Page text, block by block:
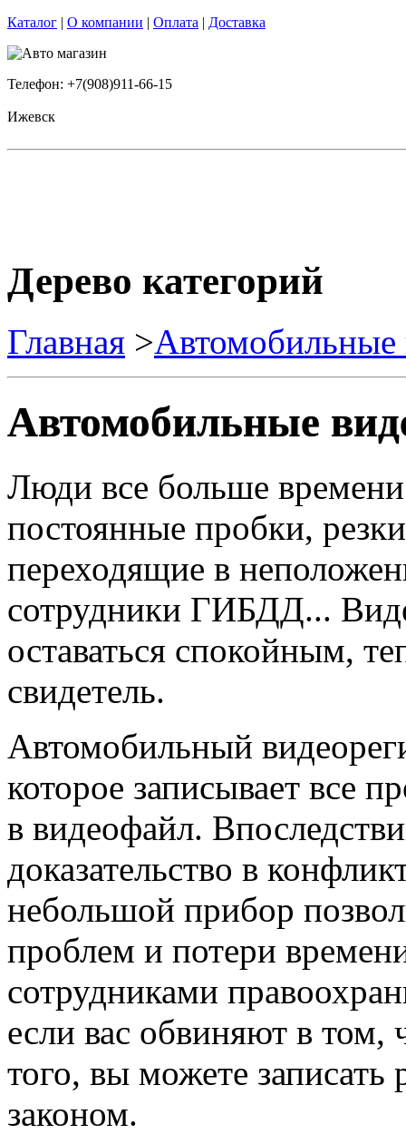
Каталог | О компании | Оплата | Доставка
Телефон: +7(908)911-66-15
Ижевск
Дерево категорий
Главная >Автомобильные
Автомобильные
Люди все больше
постоянные пробки,
переходящие в
сотрудники ГИБДД...
оставаться спокойным,
свидетель.
Автомобильный
которое записывает все
в видеофайл.
доказательство в
небольшой прибор
проблем и потери
сотрудниками
если вас обвиняют в том,
того, вы можете записать
законом.